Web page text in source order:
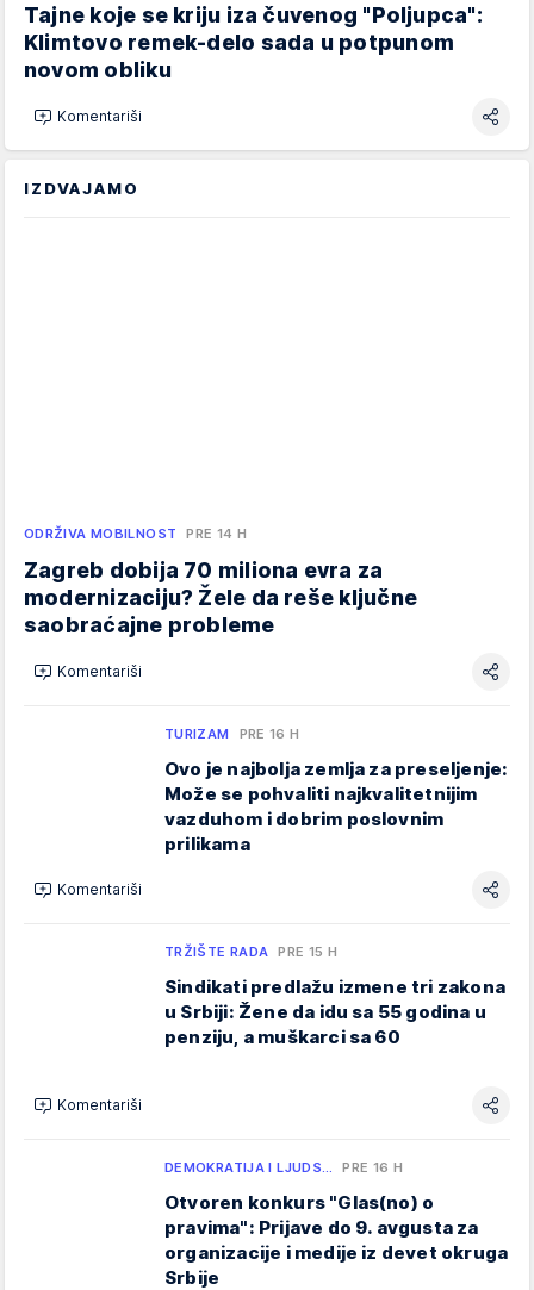
Tajne koje se kriju iza čuvenog "Poljupca":
Klimtovo remek-delo sada u potpunom
novom obliku
Komentariši
IZDVAJAMO
ODRŽIVA MOBILNOST PRE 14 H
Zagreb dobija 70 miliona evra za
modernizaciju? Žele da reše ključne
saobraćajne probleme
Komentariši
TURIZAM PRE 16 H
Ovo je najbolja zemlja za preseljenje:
Može se pohvaliti najkvalitetnijim
vazduhom i dobrim poslovnim
prilikama
Komentariši
TRŽIŠTE RADA PRE 15 H
Sindikati predlažu izmene tri zakona
u Srbiji: Žene da idu sa 55 godina u
penziju, a muškarci sa 60
Komentariši
DEMOKRATIJA I LJUDS… PRE 16 H
Otvoren konkurs "Glas(no) o
pravima": Prijave do 9. avgusta za
organizacije i medije iz devet okruga
Srbije